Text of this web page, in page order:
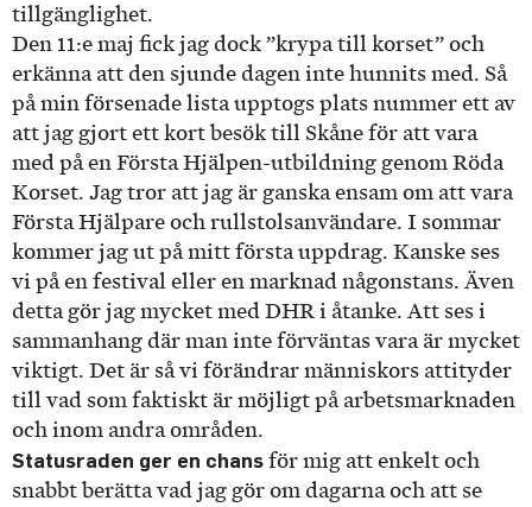
tillgänglighet.
Den 11:e maj fick jag dock ”krypa till korset” och
erkänna att den sjunde dagen inte hunnits med. Så
på min försenade lista upptogs plats nummer ett av
att jag gjort ett kort besök till Skåne för att vara
med på en Första Hjälpen-utbildning genom Röda
Korset. Jag tror att jag är ganska ensam om att vara
Första Hjälpare och rullstolsanvändare. I sommar
kommer jag ut på mitt första uppdrag. Kanske ses
vi på en festival eller en marknad någonstans. Även
detta gör jag mycket med DHR i åtanke. Att ses i
sammanhang där man inte förväntas vara är mycket
viktigt. Det är så vi förändrar människors attityder
till vad som faktiskt är möjligt på arbetsmarknaden
och inom andra områden.
Statusraden ger en chans för mig att enkelt och
snabbt berätta vad jag gör om dagarna och att se